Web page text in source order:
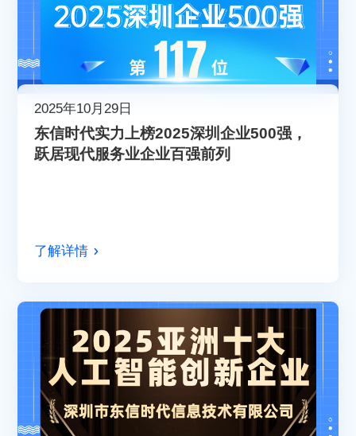
2025年10月29日
​东信时代实力上榜2025深圳企业500强，
跃居现代服务业企业百强前列​​
了解详情